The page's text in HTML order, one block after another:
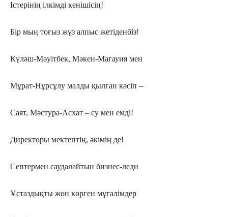
Істерінің ілкімді кенішісің!
Бір мың тоғыз жүз алпыс жетіденбіз!
Күләш-Мәуітбек, Мәкен-Мағауия мен
Мұрат-Нұрсұлу малды қылған кәсіп –
Саят, Мәстура-Асхат – су мен емді!
Директоры мектептің, әкімің де!
Септермен саудалайтын бизнес-леди
Ұстаздықты жөн көрген мұғалімдер